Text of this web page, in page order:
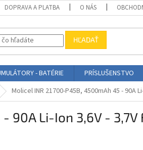
DOPRAVA A PLATBA O NÁS
HĽADAŤ
- BATÉRIE PRÍSLUŠENSTVO
Molicel INR 21700-P45B, 4500mAh 45 - 90A
90A Li-Ion 3,6V - 3,7V